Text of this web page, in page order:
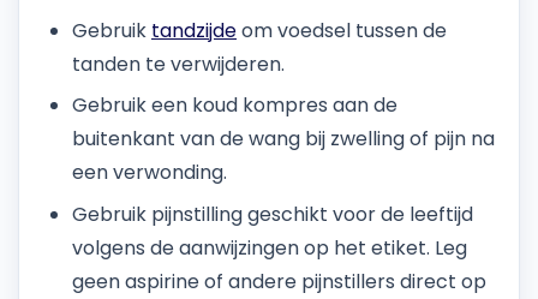
Gebruik tandzijdeom voedsel tussen de
tanden te verwijderen.
Gebruik een koud kompres aan de
buitenkant van de wang bij zwelling of pijn na
een verwonding.
Gebruik pijnstilling geschikt voor de leeftijd
volgens de aanwijzingen op het etiket. Leg
geen aspirine of andere pijnstillers direct op